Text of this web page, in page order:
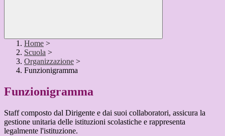
Home >
Scuola >
Organizzazione >
Funzionigramma
Funzionigramma
Staff composto dal Dirigente e dai suoi collaboratori, assicura la
gestione unitaria delle istituzioni scolastiche e rappresenta
legalmente l'istituzione.